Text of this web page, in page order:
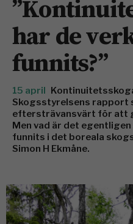
har de
funnits?”
15 april
Skogsstyrelsens rapport
eftersträvansvärt för att
Men vad är det
funnits i det boreala
Simon H Ekmåne.